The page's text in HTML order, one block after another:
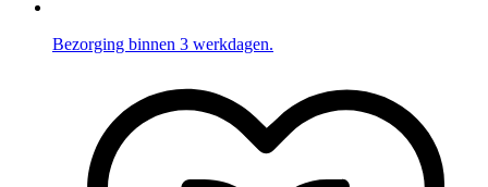
Bezorging binnen 3 werkdagen.